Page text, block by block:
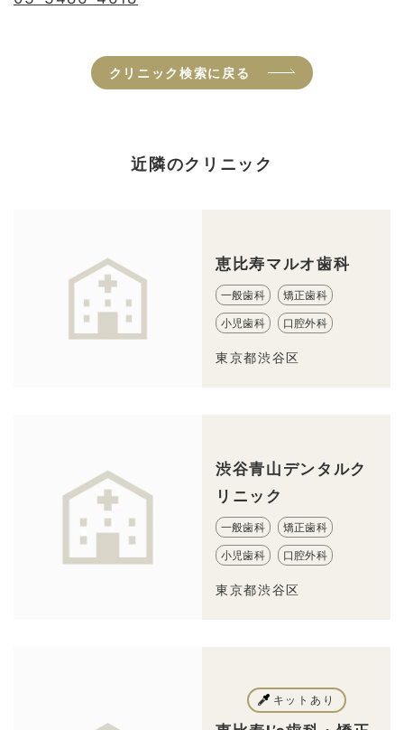
クリニック検索に戻る
近隣のクリニック
恵比寿マルオ歯科
一般歯科 矯正歯科
小児歯科 口腔外科
東京都渋谷区
渋谷青山デンタルク
リニック
一般歯科 矯正歯科
小児歯科 口腔外科
東京都渋谷区
キットあり